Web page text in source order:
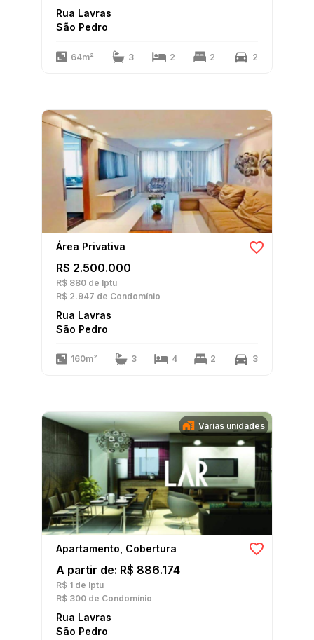
Rua Lavras
São Pedro
64m² 3 2 2 2
Área Privativa
R$ 2.500.000
R$ 880 de Iptu
R$ 2.947 de Condomínio
Rua Lavras
São Pedro
160m² 3 4 2 3
Várias unidades
Apartamento, Cobertura
A partir de: R$ 886.174
R$ 1 de Iptu
R$ 300 de Condomínio
Rua Lavras
São Pedro